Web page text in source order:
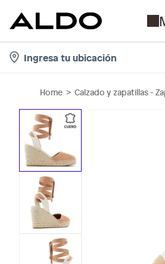
Ingresa tu ubicación
Home Calzado y zapatillas -